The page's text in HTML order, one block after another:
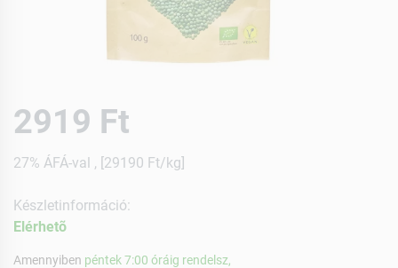
2919 Ft
27% ÁFÁ-val , [29190 Ft/kg]
Készletinformáció:
Elérhetõ
Amennyiben péntek 7:00 óráig rendelsz,